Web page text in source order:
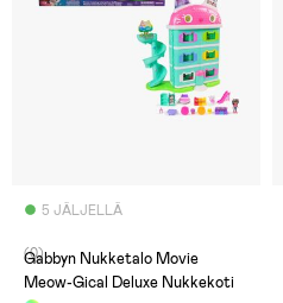
5 JÄLJELLÄ
(0)
Gabbyn Nukketalo Movie
Meow-Gical Deluxe Nukkekoti